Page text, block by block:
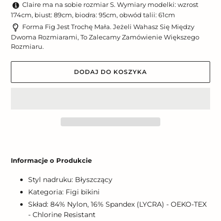
Claire ma na sobie rozmiar S. Wymiary modelki: wzrost
174cm, biust: 89cm, biodra: 95cm, obwód talii: 61cm
Forma Fig Jest Trochę Mała. Jeżeli Wahasz Się Między
Dwoma Rozmiarami, To Zalecamy Zamówienie Większego
Rozmiaru.
DODAJ DO KOSZYKA
do
Informacje o Produkcie
Styl nadruku: Błyszczący
Kategoria: Figi bikini
Skład: 84% Nylon, 16% Spandex (LYCRA) - OEKO-TEX
- Chlorine Resistant